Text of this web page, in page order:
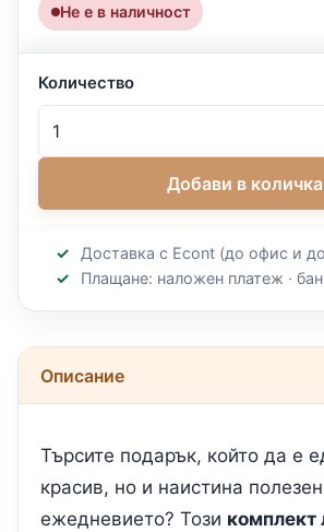
Не е в наличност
Количество
Добави в количка
Доставка с Econt (до офис и
Плащане: наложен платеж ·
Описание
Търсите подарък, който да е
красив, но и наистина
ежедневието? Този комплект